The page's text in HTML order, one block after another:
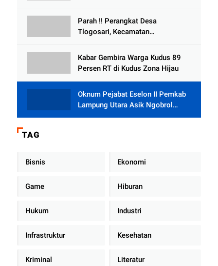
Parah !! Perangkat Desa
Tlogosari, Kecamatan
Rumah dari BAZNAS
Kabar Gembira Warga Kudus 89
Persen RT di Kudus Zona Hijau
Oknum Pejabat Eselon II Pemkab
Lampung Utara Asik Ngobrol
Dengan Teman Kencan Wanitanya
TAG
Bisnis Ekonomi
Game Hiburan
Hukum Industri
Infrastruktur Kesehatan
Kriminal Literatur